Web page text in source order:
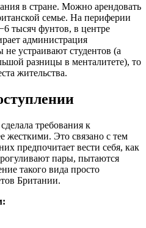
в стране. Можно арендовать
семье. На периферии
тысяч фунтов, в центре
администрация
устраивают студентов (а
разницы в менталитете), то
жительства.
требования к
жесткими. Это связано с тем
предпочитает вести себя, как
пары, пытаются
такого вида просто
Британии.